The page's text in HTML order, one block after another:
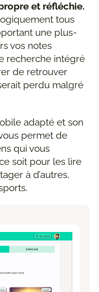
et réfléchie.
tous
une plus-
vos notes
recherche intégré
de retrouver
perdu malgré
adapté et son
permet de
qui vous
soit pour les lire
à d’autres,